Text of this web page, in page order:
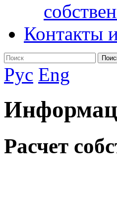
Контакты
Рус Eng
Расчет